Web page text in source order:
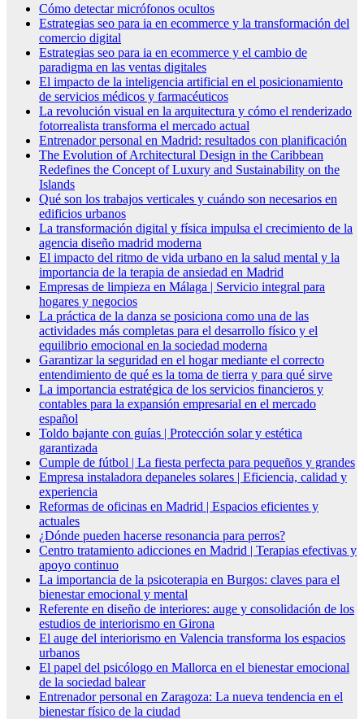
Cómo detectar micrófonos ocultos
Estrategias seo para ia en ecommerce y la transformación del
comercio digital
Estrategias seo para ia en ecommerce y el cambio de
paradigma en las ventas digitales
El impacto de la inteligencia artificial en el posicionamiento
de servicios médicos y farmacéuticos
La revolución visual en la arquitectura y cómo el renderizado
fotorrealista transforma el mercado actual
Entrenador personal en Madrid: resultados con planificación
The Evolution of Architectural Design in the Caribbean
Redefines the Concept of Luxury and Sustainability on the
Islands
Qué son los trabajos verticales y cuándo son necesarios en
edificios urbanos
La transformación digital y física impulsa el crecimiento de la
agencia diseño madrid moderna
El impacto del ritmo de vida urbano en la salud mental y la
importancia de la terapia de ansiedad en Madrid
Empresas de limpieza en Málaga | Servicio integral para
hogares y negocios
La práctica de la danza se posiciona como una de las
actividades más completas para el desarrollo físico y el
equilibrio emocional en la sociedad moderna
Garantizar la seguridad en el hogar mediante el correcto
entendimiento de qué es la toma de tierra y para qué sirve
La importancia estratégica de los servicios financieros y
contables para la expansión empresarial en el mercado
español
Toldo bajante con guías | Protección solar y estética
garantizada
Cumple de fútbol | La fiesta perfecta para pequeños y grandes
Empresa instaladora depaneles solares | Eficiencia, calidad y
experiencia
Reformas de oficinas en Madrid | Espacios eficientes y
actuales
¿Dónde pueden hacerse resonancia para perros?
Centro tratamiento adicciones en Madrid | Terapias efectivas y
apoyo continuo
La importancia de la psicoterapia en Burgos: claves para el
bienestar emocional y mental
Referente en diseño de interiores: auge y consolidación de los
estudios de interiorismo en Girona
El auge del interiorismo en Valencia transforma los espacios
urbanos
El papel del psicólogo en Mallorca en el bienestar emocional
de la sociedad balear
Entrenador personal en Zaragoza: La nueva tendencia en el
bienestar físico de la ciudad